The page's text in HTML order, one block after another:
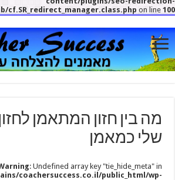
cf.SR_redirect_manager.class.php on line 100
מה בין חזון המתאמן
שלי כמאמן
: Undefined array key "tie_hide_meta" in
coachersuccess.co.il/public_html/wp-